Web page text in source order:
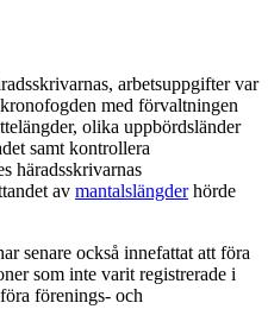
arbetsuppgifter var
med förvaltningen
olika uppbördsländer
samt kontrollera
häradsskrivarnas
av mantalslängderhörde
senare också innefattat att föra
som inte varit registrerade i
förenings- och